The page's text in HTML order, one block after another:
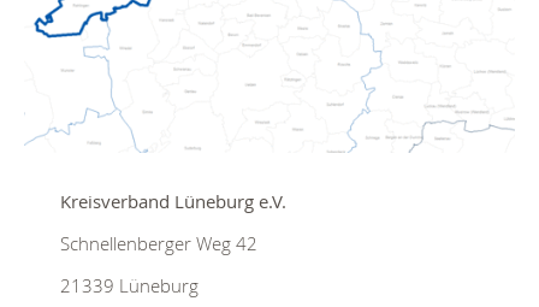
Kreisverband Lüneburg e.V.
Schnellenberger Weg 42
21339 Lüneburg